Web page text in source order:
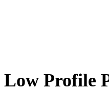
Low Profile